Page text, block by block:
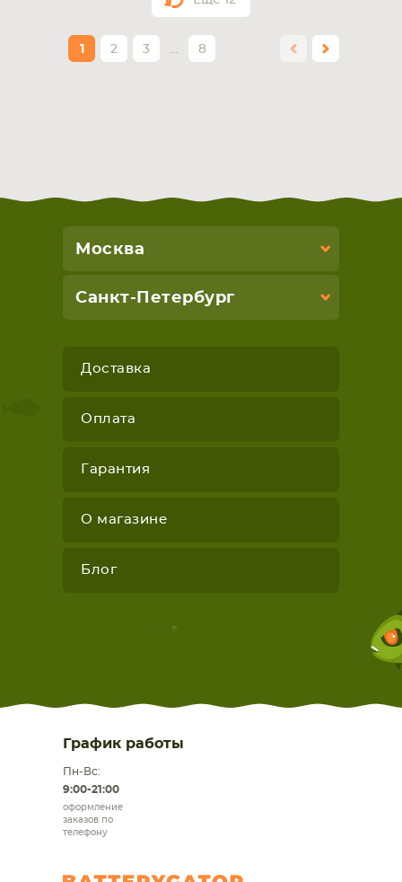
1 2 3 … 8
Москва
Санкт-Петербург
Доставка
Оплата
Гарантия
О магазине
Блог
График работы
Пн-Вс:
9:00-21:00
оформление
заказов по
телефону